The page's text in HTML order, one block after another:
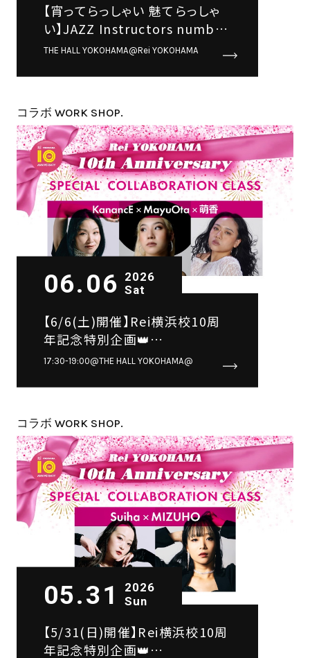
【宵ってらっしゃい 魅てらっしゃ
い】JAZZ Instructors number
SPECIAL WORKSHOP
THE HALL YOKOHAMA@Rei YOKOHAMA
コラボ WORK SHOP.
06.06 2026
Sat
【6/6(土)開催】Rei横浜校10周
年記念特別企画👑
KanancE×MayuOta×萌香
CLASS👠
17:30-19:00@THE HALL YOKOHAMA@
コラボ WORK SHOP.
05.31
2026
Sun
【5/31(日)開催】Rei横浜校10周
年記念特別企画👑